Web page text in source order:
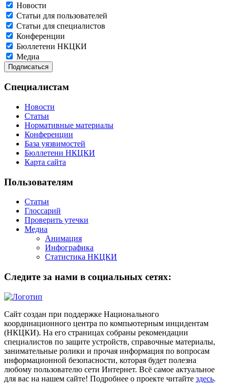
Новости
Статьи для пользователей
Статьи для специалистов
Конференции
Бюллетени НКЦКИ
Медиа
Специалистам
Новости
Статьи
Нормативные материалы
Конференции
База уязвимостей
Бюллетени НКЦКИ
Карта сайта
Пользователям
Статьи
Глоссарий
Проверить утечки
Медиа
Анимация
Инфографика
Статистика НКЦКИ
Следите за нами в социальных сетях:
Сайт создан при поддержке Национального
координационного центра по компьютерным инцидентам
(НКЦКИ). На его страницах собраны рекомендации
специалистов по защите устройств, справочные материалы,
занимательные ролики и прочая информация по вопросам
информационной безопасности, которая будет полезна
любому пользователю сети Интернет. Всё самое актуальное
для вас на нашем сайте! Подробнее о проекте читайте здесь.